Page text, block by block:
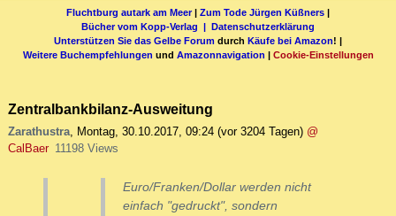
Fluchtburg autark am Meer| Zum Tode Jürgen Küßners |
Bücher vom Kopp-Verlag | Datenschutzerklärung
Unterstützen Sie das Gelbe Forum durch Käufe bei Amazon! |
Weitere Buchempfehlungen und Amazonnavigation | Cookie-Einstellungen
Zentralbankbilanz-Ausweitung
Zarathustra, Montag, 30.10.2017, 09:24 (vor 3204 Tagen) @
CalBaer 11198 Views
Euro/Franken/Dollar werden nicht
einfach "gedruckt", sondern